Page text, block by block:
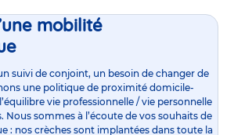
mobilité
suivi de conjoint, un besoin de changer de
une politique de proximité domicile-
vie professionnelle / vie personnelle
Nous sommes à l’écoute de vos souhaits de
: nos crèches sont implantées dans toute la